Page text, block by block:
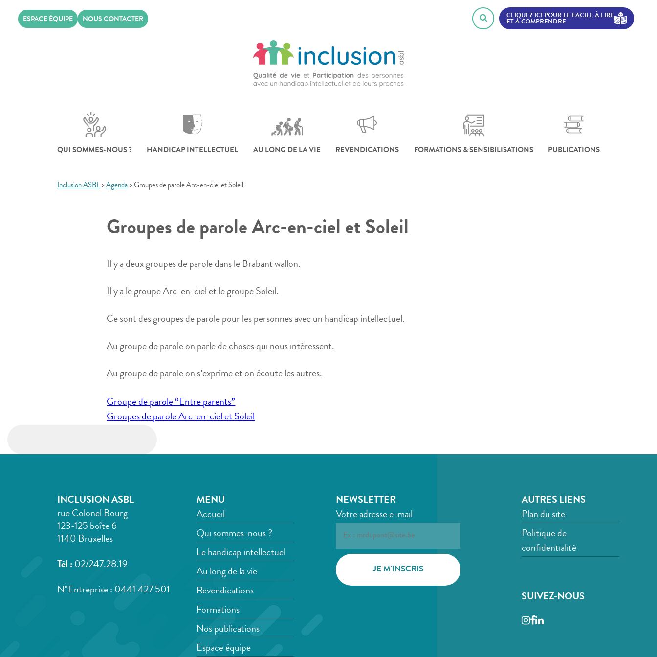
ESPACE ÉQUIPE NOUS CONTACTER
CLIQUEZ ICI POUR LE FACILE À LIRE
ET À COMPRENDRE
QUI SOMMES-NOUS ? HANDICAP INTELLECTUEL AU LONG DE LA VIE REVENDICATIONS FORMATIONS & SENSIBILISATIONS PUBLICATIONS
Inclusion ASBL> Agenda > Groupes de parole Arc-en-ciel et Soleil
Groupes de parole Arc-en-ciel et Soleil
Il y a deux groupes de parole dans le Brabant wallon.
Il y a le groupe Arc-en-ciel et le groupe Soleil.
Ce sont des groupes de parole pour les personnes avec un handicap intellectuel.
Au groupe de parole on parle de choses qui nous intéressent.
Au groupe de parole on s’exprime et on écoute les autres.
Navigation
de
Groupe de parole “Entre parents”
Groupes de parole Arc-en-ciel et Soleil
INCLUSION ASBL
rue Colonel Bourg
123-125 boîte 6
1140 Bruxelles
Tél : 02/247.28.19
N°Entreprise : 0441 427 501
MENU
Accueil
Qui sommes-nous ?
Le handicap intellectuel
Au long de la vie
Revendications
Formations
Nos publications
Espace équipe
NEWSLETTER
Votre adresse e-mail
AUTRES LIENS
Plan du site
Politique de
confidentialité
SUIVEZ-NOUS
Instagram
Facebook
LinkedIn